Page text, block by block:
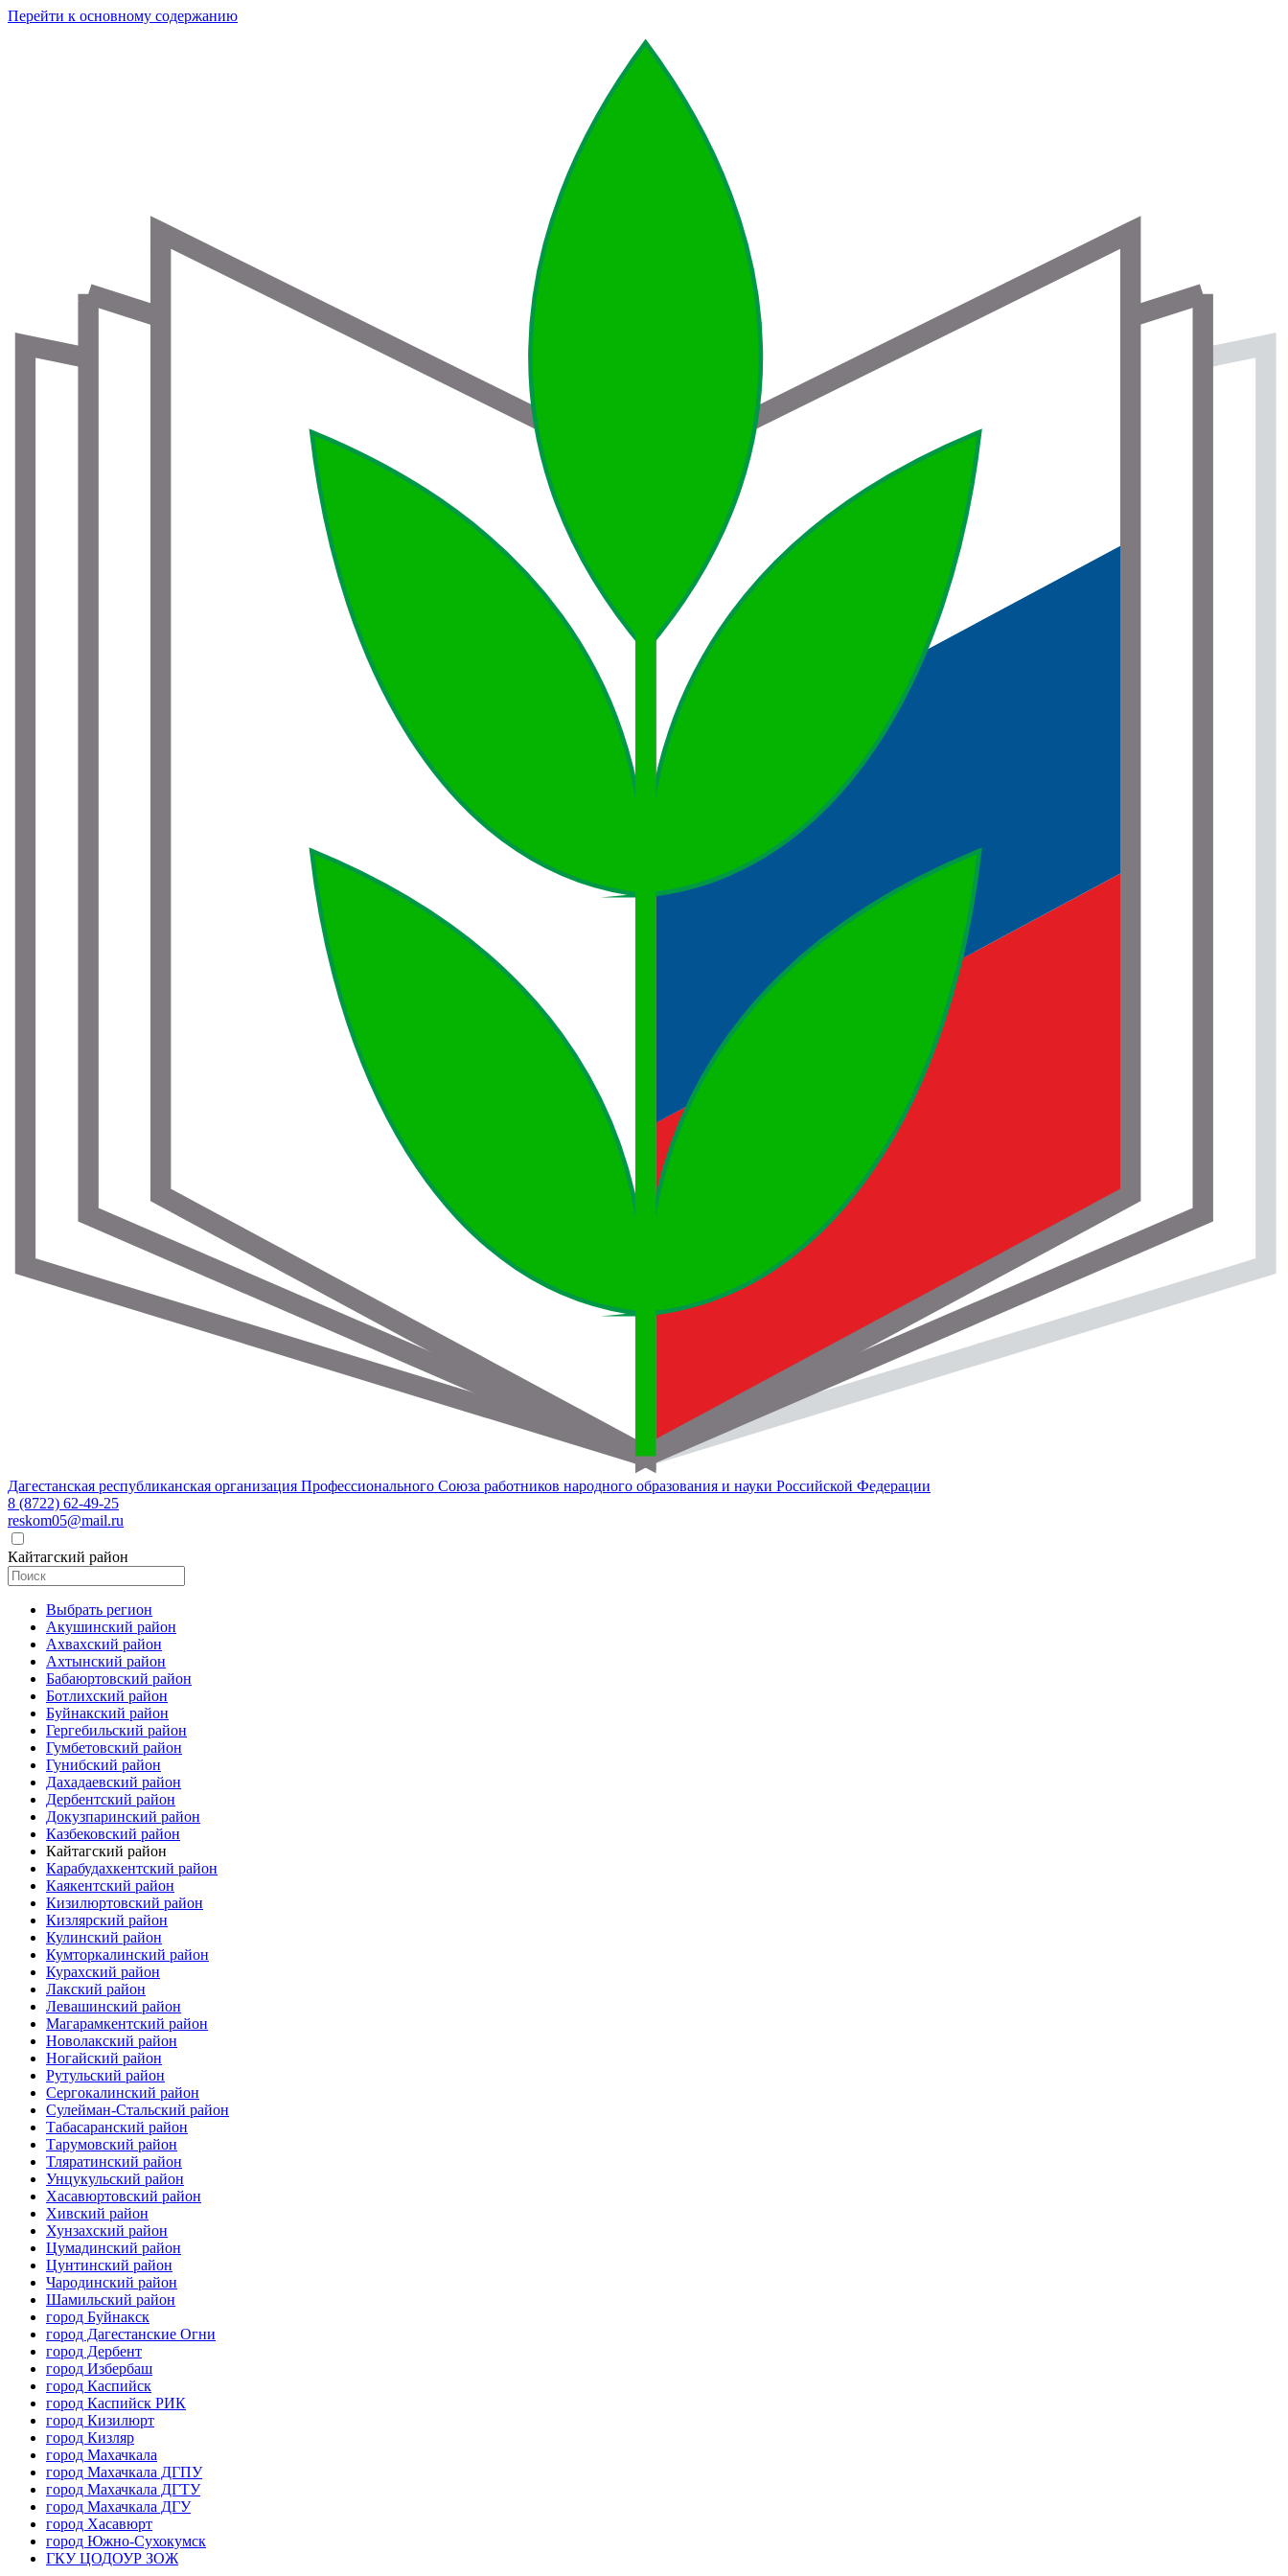
Перейти к основному содержанию
Дагестанская республиканская организация Профессионального Союза работников народного образования и науки Российской Федерации
8 (8722) 62-49-25
reskom05@mail.ru
Кайтагский район
Выбрать регион
Акушинский район
Ахвахский район
Ахтынский район
Бабаюртовский район
Ботлихский район
Буйнакский район
Гергебильский район
Гумбетовский район
Гунибский район
Дахадаевский район
Дербентский район
Докузпаринский район
Казбековский район
Кайтагский район
Карабудахкентский район
Каякентский район
Кизилюртовский район
Кизлярский район
Кулинский район
Кумторкалинский район
Курахский район
Лакский район
Левашинский район
Магарамкентский район
Новолакский район
Ногайский район
Рутульский район
Сергокалинский район
Сулейман-Стальский район
Табасаранский район
Тарумовский район
Тляратинский район
Унцукульский район
Хасавюртовский район
Хивский район
Хунзахский район
Цумадинский район
Цунтинский район
Чародинский район
Шамильский район
город Буйнакск
город Дагестанские Огни
город Дербент
город Избербаш
город Каспийск
город Каспийск РИК
город Кизилюрт
город Кизляр
город Махачкала
город Махачкала ДГПУ
город Махачкала ДГТУ
город Махачкала ДГУ
город Хасавюрт
город Южно-Сухокумск
ГКУ ЦОДОУР ЗОЖ